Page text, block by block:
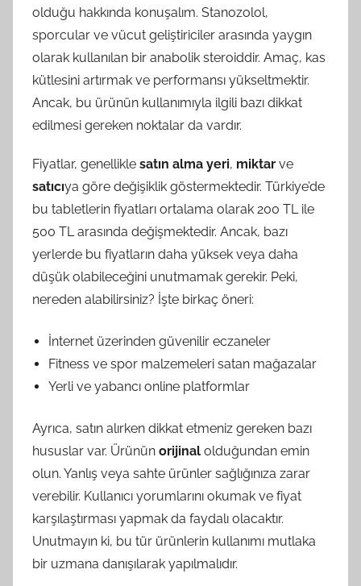
olduğu hakkında konuşalım. Stanozolol,
sporcular ve vücut geliştiriciler arasında yaygın
olarak kullanılan bir anabolik steroiddir. Amaç, kas
kütlesini artırmak ve performansı yükseltmektir.
Ancak, bu ürünün kullanımıyla ilgili bazı dikkat
edilmesi gereken noktalar da vardır.
Fiyatlar, genellikle satın alma yeri, miktar ve
satıcıya göre değişiklik göstermektedir. Türkiye’de
bu tabletlerin fiyatları ortalama olarak 200 TL ile
500 TL arasında değişmektedir. Ancak, bazı
yerlerde bu fiyatların daha yüksek veya daha
düşük olabileceğini unutmamak gerekir. Peki,
nereden alabilirsiniz? İşte birkaç öneri:
İnternet üzerinden güvenilir eczaneler
Fitness ve spor malzemeleri satan mağazalar
Yerli ve yabancı online platformlar
Ayrıca, satın alırken dikkat etmeniz gereken bazı
hususlar var. Ürünün orijinal olduğundan emin
olun. Yanlış veya sahte ürünler sağlığınıza zarar
verebilir. Kullanıcı yorumlarını okumak ve fiyat
karşılaştırması yapmak da faydalı olacaktır.
Unutmayın ki, bu tür ürünlerin kullanımı mutlaka
bir uzmana danışılarak yapılmalıdır.